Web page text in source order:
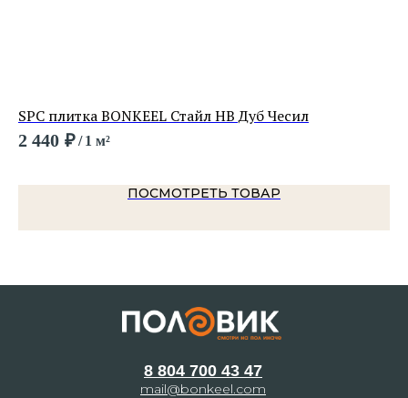
SPC плитка BONKEEL Стайл HB Дуб Чесил
2 440 ₽/ 1 м²
ПОСМОТРЕТЬ ТОВАР
8 804 700 43 47
mail@bonkeel.com